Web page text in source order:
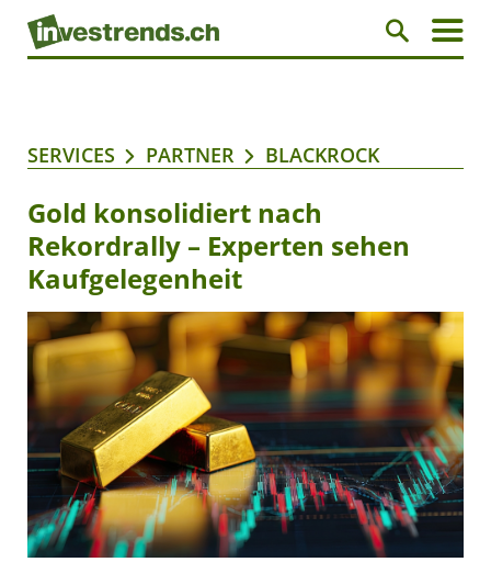
SERVICES PARTNER BLACKROCK
Gold konsolidiert nach
Rekordrally – Experten sehen
Kaufgelegenheit